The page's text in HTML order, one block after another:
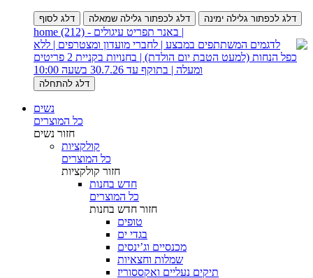
דלג לסוף דלג לכפתור גלילה שמאלה דלג לכפתור גלילה ימינה
| באנר תפריט עיגולים - home (212)
דלג להתחלה
נשים
כל המוצרים
חזור נשים
קולקציות
כל המוצרים
חזור קולקציות
חדש בחנות
כל המוצרים
חזור חדש בחנות
טופים
בגדי ים
מכנסיים וג’ינסים
שמלות וחצאיות
תיקים נעליים ואקססוריז